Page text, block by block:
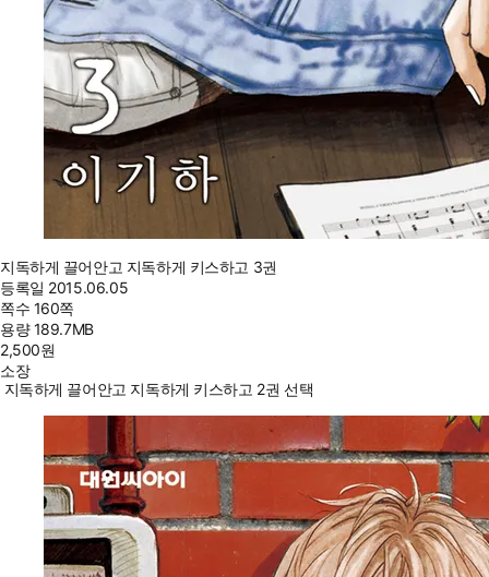
지독하게 끌어안고 지독하게 키스하고 3권
등록일 2015.06.05
쪽수 160쪽
용량189.7MB
2,500원
소장
지독하게 끌어안고 지독하게 키스하고 2권 선택